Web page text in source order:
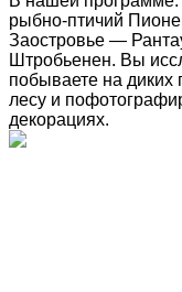
рыбно-птичий
Заостровье —
Штробьенен. Вы
побываете на диких
лесу и
декорациях.